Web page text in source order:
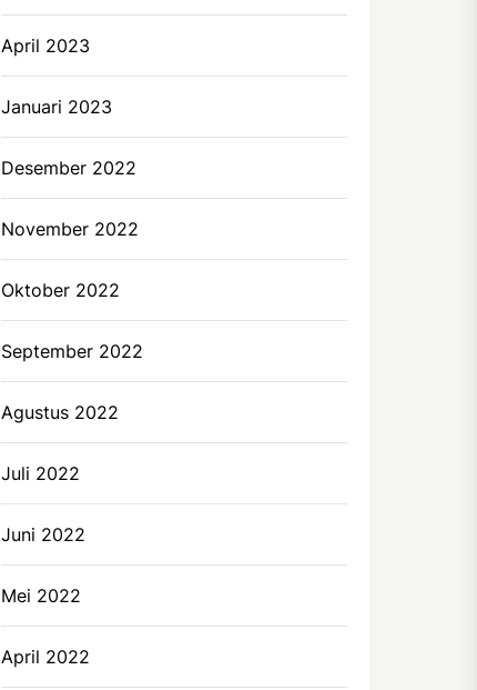
April 2023
Januari 2023
Desember 2022
November 2022
Oktober 2022
September 2022
Agustus 2022
Juli 2022
Juni 2022
Mei 2022
April 2022